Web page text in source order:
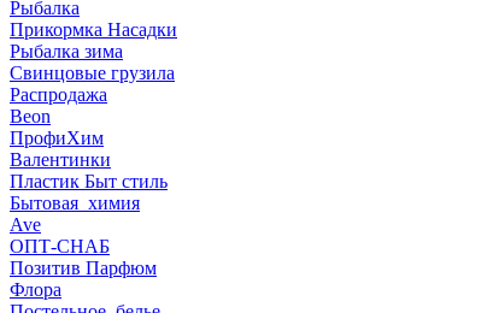
Рыбалка
Прикормка Насадки
Рыбалка зима
Свинцовые грузила
Распродажа
Beon
ПрофиХим
Валентинки
Пластик Быт стиль
Бытовая_химия
Ave
ОПТ-СНАБ
Позитив Парфюм
Флора